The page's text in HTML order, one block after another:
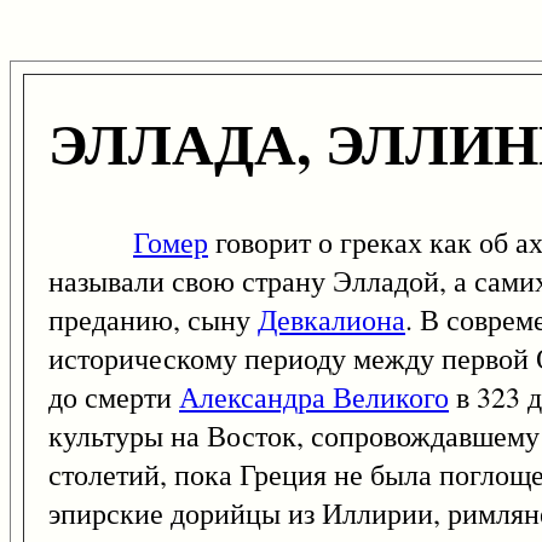
ЭЛЛАДА,
Гомер говорит о греках как об
называли свою страну Элладой, а
преданию, сынуДевкалиона. В
историческому периоду между
до смертиАлександра Великого в 323
культуры на Восток,
столетий, пока Греция не была
эпирские дорийцы из Иллирии,